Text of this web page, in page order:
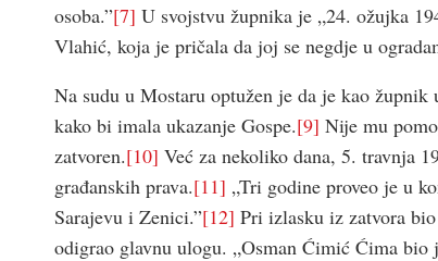
osoba.”[7] U svojstvu župnika je „24. ožujka
Vlahić, koja je pričala da joj se negdje u
Na sudu u Mostaru optužen je da je kao
kako bi imala ukazanje Gospe.[9] Nije mu
zatvoren.[10] Već za nekoliko dana, 5. travnja
građanskih prava.[11] „Tri godine proveo je u
Sarajevu i Zenici.”[12] Pri izlasku iz zatvora
odigrao glavnu ulogu. „Osman Ćimić Ćima